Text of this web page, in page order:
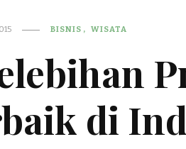
BISNIS WISATA
di